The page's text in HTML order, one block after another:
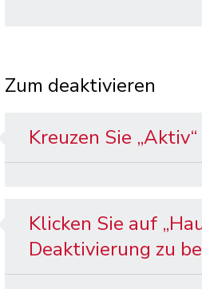
Zum deaktivieren
Kreuzen Sie „Aktiv“
Klicken Sie auf
Deaktivierung zu